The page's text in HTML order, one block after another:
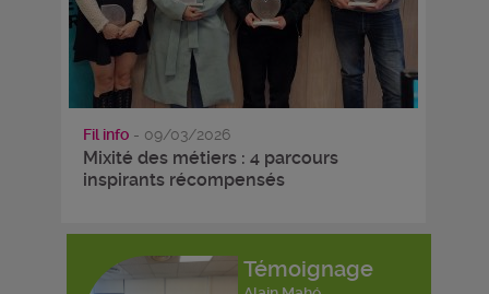
Fil info - 09/03/2026
Mixité des métiers : 4 parcours
inspirants récompensés
Témoignage